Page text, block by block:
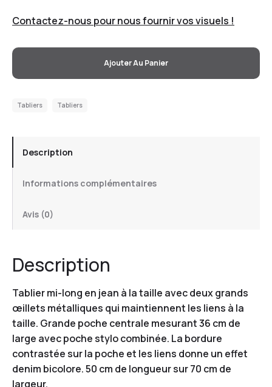
Contactez-nous pour nous fournir vos visuels !
Ajouter Au Panier
Tabliers Tabliers
Description
Informations complémentaires
Avis (0)
Description
Tablier mi-long en jean à la taille avec deux grands
œillets métalliques qui maintiennent les liens à la
taille. Grande poche centrale mesurant 36 cm de
large avec poche stylo combinée. La bordure
contrastée sur la poche et les liens donne un effet
denim bicolore. 50 cm de longueur sur 70 cm de
largeur.